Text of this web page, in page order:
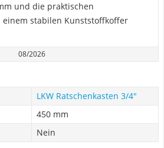
und die praktischen
einem stabilen Kunststoffkoffer
08/2026
LKW Ratschenkasten 3/4"
450 mm
Nein